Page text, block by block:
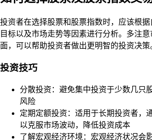
投资者在选择股票和股票指数时，应该根
目标以及市场走势等因素进行分析。多注
面，可以帮助投资者做出更明智的投资决策
投资技巧
分散投资：避免集中投资于少数几只
风险
定期定额投资：适用于长期投资者，
以克服市场波动，降低投资成本
了解宏观经济环境：宏观经济状况会